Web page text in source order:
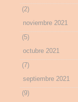
(2)
noviembre 2021
(5)
octubre 2021
(7)
septiembre 2021
(9)